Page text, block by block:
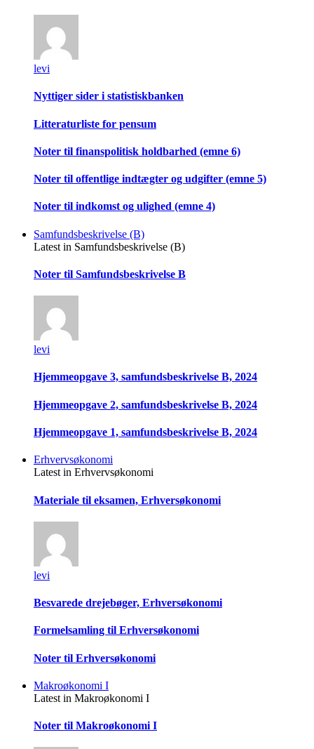
levi
Nyttiger sider i statistiskbanken
Litteraturliste for pensum
Noter til finanspolitisk holdbarhed (emne 6)
Noter til offentlige indtægter og udgifter (emne 5)
Noter til indkomst og ulighed (emne 4)
Samfundsbeskrivelse (B)
Latest in Samfundsbeskrivelse (B)
Noter til Samfundsbeskrivelse B
levi
Hjemmeopgave 3, samfundsbeskrivelse B, 2024
Hjemmeopgave 2, samfundsbeskrivelse B, 2024
Hjemmeopgave 1, samfundsbeskrivelse B, 2024
Erhvervsøkonomi
Latest in Erhvervsøkonomi
Materiale til eksamen, Erhversøkonomi
levi
Besvarede drejebøger, Erhversøkonomi
Formelsamling til Erhversøkonomi
Noter til Erhversøkonomi
Makroøkonomi I
Latest in Makroøkonomi I
Noter til Makroøkonomi I